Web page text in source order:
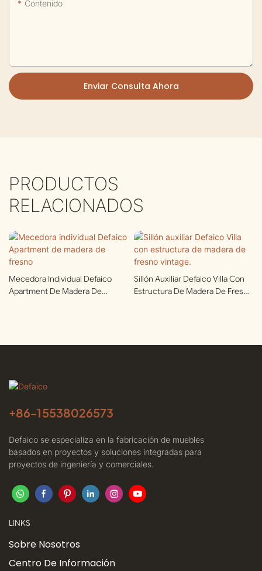
Contenido
Enviar Consulta Ahora
PRODUCTOS
RELACIONADOS
Mecedora Individual Defaico
Apartment De Madera De
Sillón Auxiliar Defaico Villa Con
Estructura De Madera De Fresno
+86-15538026573
Defaico se especializa en la fabricación de muebles
basados ​​en proyectos y soluciones integradas para
proyectos de ingeniería y comerciales.
LINKS
Sobre Nosotros
Centro De Información